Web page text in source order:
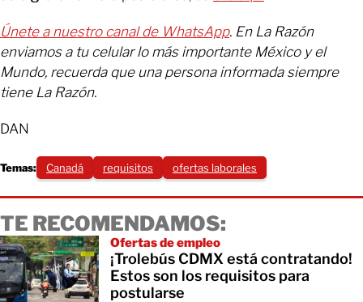
Únete a nuestro canal de WhatsApp. En La Razón
enviamos a tu celular lo más importante México y el
Mundo, recuerda que una persona informada siempre
tiene La Razón.
DAN
Temas: Canadá requisitos ofertas laborales
TE RECOMENDAMOS:
Ofertas de empleo
¡Trolebús CDMX está contratando!
Estos son los requisitos para
postularse